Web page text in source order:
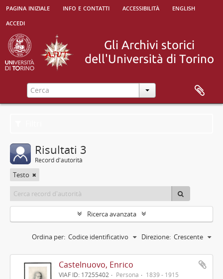
pagina iniziale info e contatti accessibilità
english
accedi
Risultati 3
Record d'autorità
Testo
Ricerca avanzata
Ordina per: Codice identificativo Direzione: Crescente
Castelnuovo, Enrico
VIAF ID: 17255402 Persona 1839 - 1915